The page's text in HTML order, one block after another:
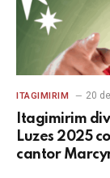
ITAGIMIRIM 20
Itagimirim
Luzes 2025
cantor